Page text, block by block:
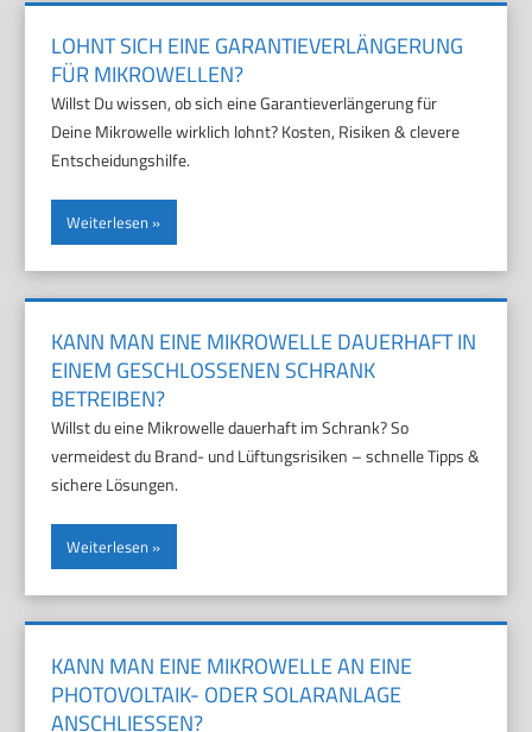
LOHNT SICH EINE GARANTIEVERLÄNGERUNG
FÜR MIKROWELLEN?
Willst Du wissen, ob sich eine Garantieverlängerung für
Deine Mikrowelle wirklich lohnt? Kosten, Risiken & clevere
Entscheidungshilfe.
Weiterlesen
KANN MAN EINE MIKROWELLE DAUERHAFT IN
EINEM GESCHLOSSENEN SCHRANK
BETREIBEN?
Willst du eine Mikrowelle dauerhaft im Schrank? So
vermeidest du Brand- und Lüftungsrisiken – schnelle Tipps &
sichere Lösungen.
Weiterlesen
KANN MAN EINE MIKROWELLE AN EINE
PHOTOVOLTAIK- ODER SOLARANLAGE
ANSCHLIESSEN?